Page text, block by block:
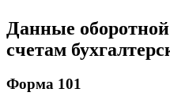
Данные
счетам
Форма 101